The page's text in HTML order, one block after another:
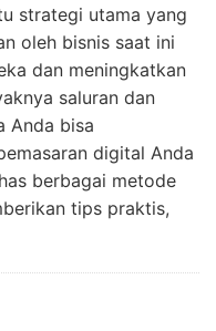
strategi utama yang
oleh bisnis saat ini
dan meningkatkan
saluran dan
Anda bisa
digital Anda
berbagai metode
tips praktis,